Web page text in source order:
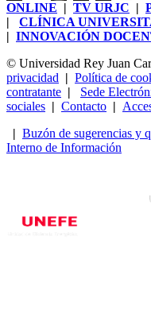
ONLINE | TV URJC |
| CLÍNICA
| INNOVACIÓN
© Universidad Rey Juan
privacidad | Política de
contratante | Sede
sociales | Contacto |
| Buzón de sugerencias y
Interno de Información